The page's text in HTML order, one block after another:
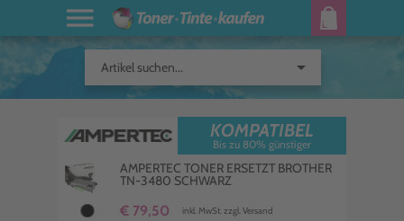
Artikel suchen... arrow_drop_down
KOMPATIBEL
Bis zu 80% günstiger
AMPERTEC TONER ERSETZT BROTHER
TN-3480 SCHWARZ
€ 79,50 inkl. MwSt. zzgl. Versand